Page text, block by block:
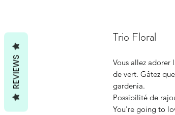
Trio Floral
Vous allez adorer
de vert. Gâtez
gardenia.
Possibilité de
You're going to
REVIEWS